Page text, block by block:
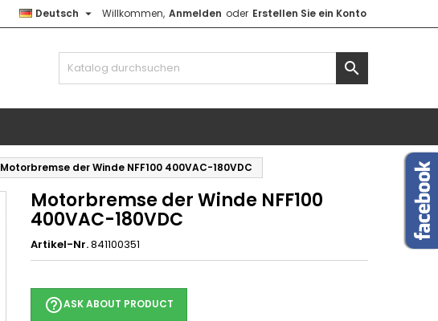
Willkommen, Anmelden oder Erstellen Sie ein Konto
Deutsch 

Motorbremse der Winde NFF100 400VAC-180VDC
Motorbremse der Winde NFF100
400VAC-180VDC
Artikel-Nr.841100351
help_outlineASK ABOUT PRODUCT